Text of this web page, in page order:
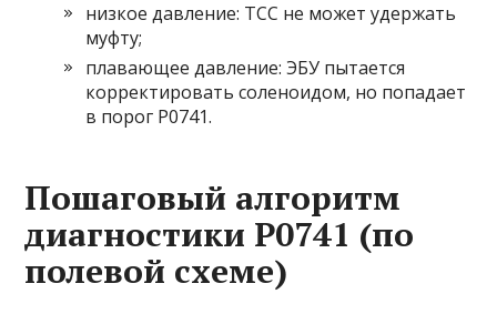
низкое давление: TCC не может удержать
муфту;
плавающее давление: ЭБУ пытается
корректировать соленоидом, но попадает
в порог P0741.
Пошаговый алгоритм
диагностики P0741 (по
полевой схеме)